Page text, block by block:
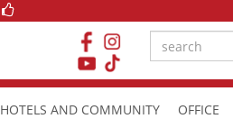
HOTELS AND COMMUNITY OFFICE